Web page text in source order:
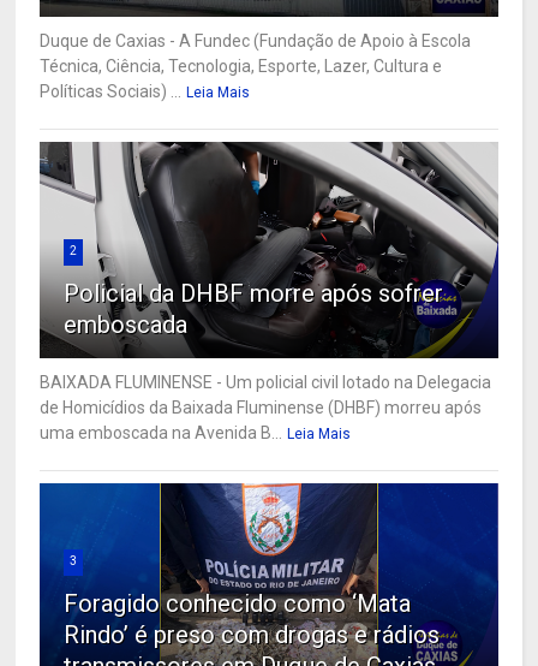
Duque de Caxias - A Fundec (Fundação de Apoio à Escola
Técnica, Ciência, Tecnologia, Esporte, Lazer, Cultura e
Políticas Sociais) ... Leia Mais
2
Policial da DHBF morre após sofrer
emboscada
BAIXADA FLUMINENSE - Um policial civil lotado na Delegacia
de Homicídios da Baixada Fluminense (DHBF) morreu após
uma emboscada na Avenida B... Leia Mais
3
Foragido conhecido como ‘Mata
Rindo’ é preso com drogas e rádios